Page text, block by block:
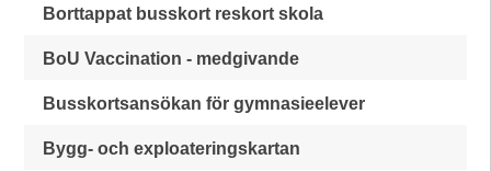
Borttappat busskort reskort skola
BoU Vaccination - medgivande
Busskortsansökan för gymnasieelever
Bygg- och exploateringskartan